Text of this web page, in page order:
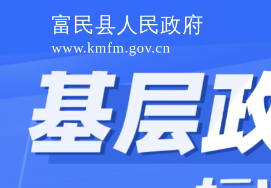
富民县人民政府
www.kmfm.gov.cn